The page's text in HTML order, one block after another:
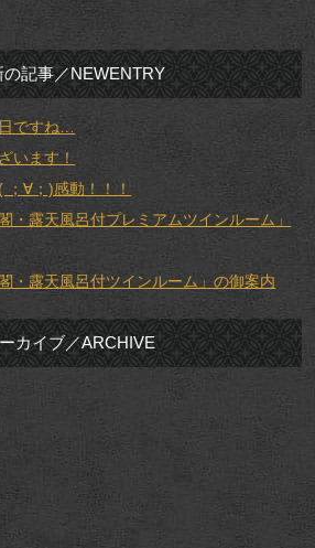
の記事／NEWENTRY
ですね…
います！
∀；)感動！！！
・露天風呂付プレミアムツインルーム」
・露天風呂付ツインルーム」の御案内
カイブ／ARCHIVE